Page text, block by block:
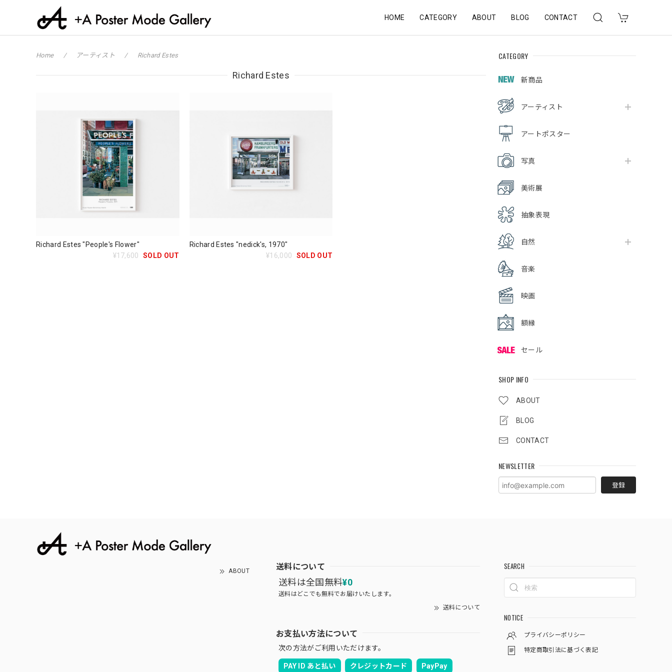
HOME CATEGORY ABOUT BLOG CONTACT
CATEGORY
新商品
アーティスト
アートポスター
写真
美術展
抽象表現
自然
音楽
映画
額縁
セール
SHOP INFO
ABOUT
BLOG
CONTACT
NEWSLETTER
登録
Home アーティスト Richard Estes
Richard Estes
Richard Estes "People's Flower"
¥17,600
SOLD OUT
Richard Estes "nedick's, 1970"
¥16,000
SOLD OUT
ABOUT 送料について
送料は全国無料¥0
送料はどこでも無料でお届けいたします。
送料について
お支払い方法について
次の方法がご利用いただけます。
PAY ID あと払い クレジットカード PayPay
SEARCH
NOTICE
プライバシーポリシー
特定商取引法に基づく表記